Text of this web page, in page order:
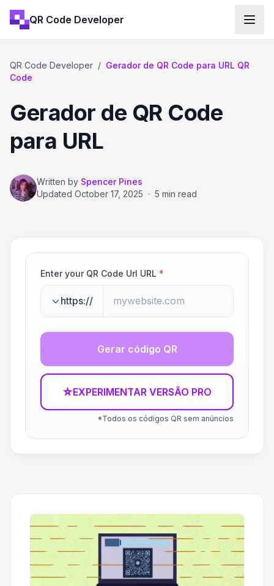
QR Code Developer
QR Code Developer / Gerador de QR Code para URL QR
Code
Gerador de QR Code
para URL
Written by Spencer Pines
Updated October 17, 2025 · 5 min read
Enter your QR Code Url URL *
https://
Gerar código QR
☆EXPERIMENTAR VERSÃO PRO
*Todos os códigos QR sem anúncios